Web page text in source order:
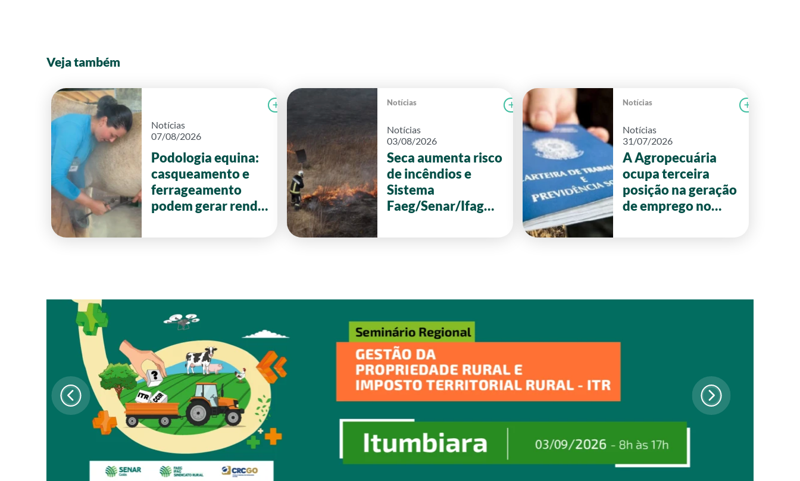
Veja também
Notícias
07/08/2026
Podologia equina:
casqueamento e
ferrageamento
podem gerar renda
Notícias
Notícias
03/08/2026
Seca aumenta risco
de incêndios e
Sistema
Faeg/Senar/Ifag
Ler notícia FAEG Notícias
Notícias
31/07/2026
A Agropecuária
ocupa terceira
posição na geração
de emprego no